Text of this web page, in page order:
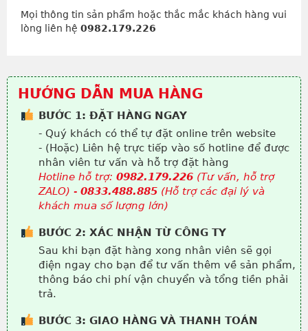
Mọi thông tin sản phẩm hoặc thắc mắc khách hàng vui
lòng liên hệ 0982.179.226
HƯỚNG DẪN MUA HÀNG
BƯỚC 1: ĐẶT HÀNG NGAY
- Quý khách có thể tự đặt online trên website
- (Hoặc) Liên hệ trực tiếp vào số hotline để được
nhân viên tư vấn và hỗ trợ đặt hàng
Hotline hỗ trợ: 0982.179.226 (Tư vấn, hỗ trợ
ZALO) - 0833.488.885 (Hỗ trợ các đại lý và
khách mua số lượng lớn)
BƯỚC 2: XÁC NHẬN TỪ CÔNG TY
Sau khi bạn đặt hàng xong nhân viên sẽ gọi
điện ngay cho bạn để tư vấn thêm về sản phẩm,
thông báo chi phí vận chuyển và tổng tiền phải
trả.
BƯỚC 3: GIAO HÀNG VÀ THANH TOÁN